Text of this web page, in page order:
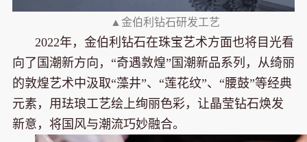
▲金伯利钻石研发工艺
2022年，金伯利钻石在珠宝艺术方面也将目光看
向了国潮新方向，“奇遇敦煌”国潮新品系列，从绮丽
的敦煌艺术中汲取“藻井”、“莲花纹”、“腰鼓”等经典
元素，用珐琅工艺绘上绚丽色彩，让晶莹钻石焕发
新意，将国风与潮流巧妙融合。